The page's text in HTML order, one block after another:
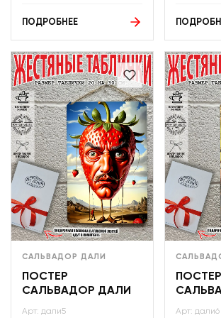
ПОДРОБНЕЕ
САЛЬВАДОР ДАЛИ
ПОСТЕР
САЛЬВАДОР ДАЛИ
Арт: дали5
ПОСТЕР
Арт: дали6